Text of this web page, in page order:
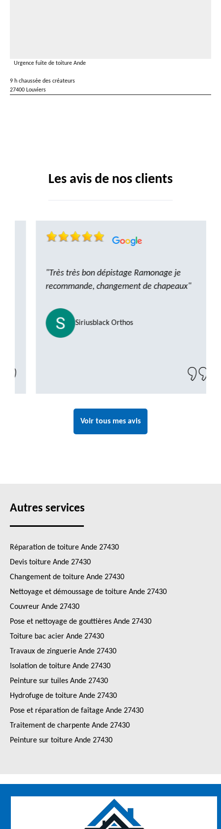
Urgence fuite de toiture Ande
9 h chaussée des créateurs
27400 Louviers
Les avis de nos clients
"Très très bon dépistage Ramonage je
recommande, changement de chapeaux"
Siriusblack Orthos
Voir tous mes avis
Autres services
Réparation de toiture Ande 27430
Devis toiture Ande 27430
Changement de toiture Ande 27430
Nettoyage et démoussage de toiture Ande 27430
Couvreur Ande 27430
Pose et nettoyage de gouttières Ande 27430
Toiture bac acier Ande 27430
Travaux de zinguerie Ande 27430
Isolation de toiture Ande 27430
Peinture sur tuiles Ande 27430
Hydrofuge de toiture Ande 27430
Pose et réparation de faîtage Ande 27430
Traitement de charpente Ande 27430
Peinture sur toiture Ande 27430